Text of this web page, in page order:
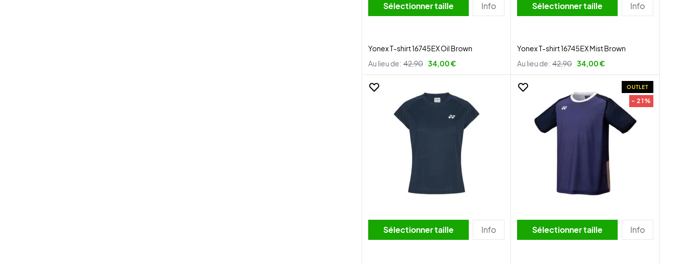
Sélectionner taille Info
Yonex T-shirt 16745EX Oil Brown
Au lieu de: 42,90 34,00 €
Sélectionner taille Info
Yonex T-shirt 16745EX Mist Brown
Au lieu de: 42,90 34,00 €
Sélectionner taille Info
OUTLET
- 21%
Sélectionner taille Info